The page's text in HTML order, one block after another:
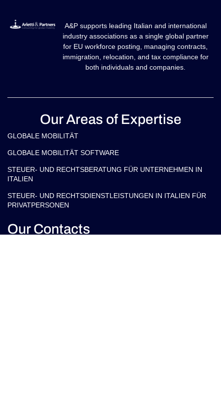
A&P supports leading Italian and international
industry associations as a single global partner
for EU workforce posting, managing contracts,
immigration, relocation, and tax compliance for
both individuals and companies.
Our Areas of Expertise
GLOBALE MOBILITÄT
GLOBALE MOBILITÄT SOFTWARE
STEUER- UND RECHTSBERATUNG FÜR UNTERNEHMEN IN
ITALIEN
STEUER- UND RECHTSDIENSTLEISTUNGEN IN ITALIEN FÜR
PRIVATPERSONEN
Our Contacts